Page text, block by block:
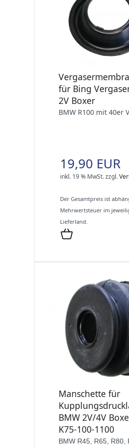
für Bing
2V Boxer
BMW R100 mit 40er
19,90 EUR
inkl. 19 % MwSt.zzgl.
Der Gesamtpreis ist
Mehrwertsteuer im
Lieferland.
Manschette für
BMW 2V/4V
K75-100-1100
BMW R45, R65, R80,